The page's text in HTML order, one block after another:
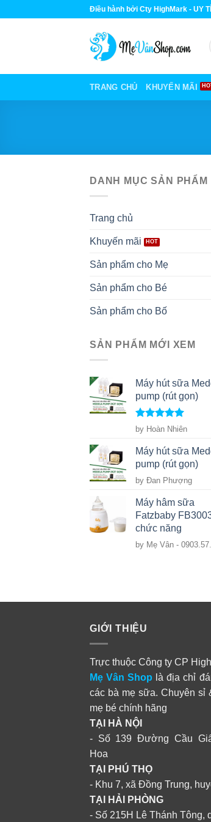
to
Điều hành bởi Cty HighMark - UY
TRANG CHỦ KHUYẾN MÃI
DANH MỤC SẢN PHẨM
Trang chủ
Khuyến mãi
Sản phẩm cho Mẹ
Sản phẩm cho Bé
Sản phẩm cho Bố
SẢN PHẨM MỚI XEM
Máy hút sữa
pump (rút gọn)
Rated5 out
of 5
by Hoàn Nhiên
Máy hút sữa
pump (rút gọn)
by Đan Phượng
Máy hâm sữa
Fatzbaby
chức năng
by Mẹ Vân -
GIỚI THIỆU
Trực thuộc Công ty CP
Mẹ Vân Shop là địa chỉ
các bà mẹ sữa. Chuyên sỉ
mẹ bé chính hãng
TẠI HÀ NỘI
- Số 139 Đường Cầu
Hoa
TẠI PHÚ THỌ
- Khu 7, xã Đồng Trung,
TẠI HẢI PHÒNG
- Số 215H Lê Thánh Tông,